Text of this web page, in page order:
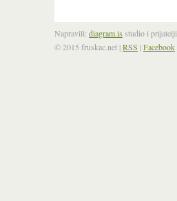
Napravili: diagram.is studio i prijatelji
© 2015 fruskac.net |RSS |Facebook